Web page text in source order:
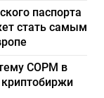
паспорта
стать самым
СОРМ в